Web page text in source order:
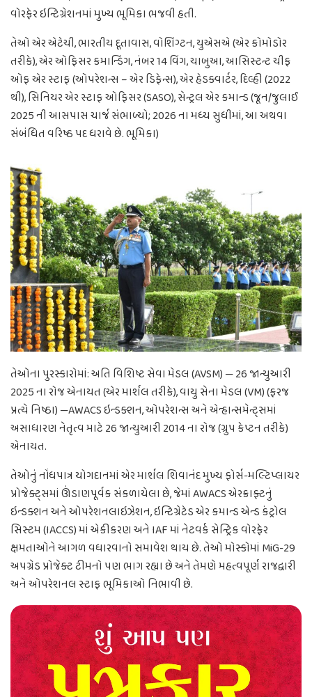
વોરફેર ઇન્ટિગ્રેશનમાં મુખ્ય ભૂમિકા ભજવી હતી.
તેઓ એર એટેચી, ભારતીય દૂતાવાસ, વોશિંગ્ટન, યુએસએ (એર કોમોડોર
તરીકે), એર ઓફિસર કમાન્ડિંગ, નંબર 14 વિંગ, ચાબુઆ, આસિસ્ટન્ટ ચીફ
ઓફ એર સ્ટાફ (ઓપરેશન્સ – એર ડિફેન્સ), એર હેડક્વાર્ટર, દિલ્હી (2022
થી), સિનિયર એર સ્ટાફ ઓફિસર (SASO), સેન્ટ્રલ એર કમાન્ડ (જૂન/જુલાઈ
2025 ની આસપાસ ચાર્જ સંભાળ્યો; 2026 ના મધ્ય સુધીમાં, આ અથવા
સંબંધિત વરિષ્ઠ પદ ધરાવે છે. ભૂમિકા)
તેઓના પુરસ્કારોમાં: અતિ વિશિષ્ટ સેવા મેડલ (AVSM) — 26 જાન્યુઆરી
2025 ના રોજ એનાયત (એર માર્શલ તરીકે), વાયુ સેના મેડલ (VM) (ફરજ
પ્રત્યે નિષ્ઠા) —AWACS ઇન્ડક્શન, ઓપરેશન્સ અને એન્હાન્સમેન્ટ્સમાં
અસાધારણ નેતૃત્વ માટે 26 જાન્યુઆરી 2014 ના રોજ (ગ્રુપ કેપ્ટન તરીકે)
એનાયત.
તેઓનું નોંધપાત્ર યોગદાનમાં એર માર્શલ શિવાનંદ મુખ્ય ફોર્સ-મલ્ટિપ્લાયર
પ્રોજેક્ટ્સમાં ઊંડાણપૂર્વક સંકળાયેલા છે, જેમાં AWACS એરક્રાફ્ટનું
ઇન્ડક્શન અને ઓપરેશનલાઇઝેશન, ઇન્ટિગ્રેટેડ એર કમાન્ડ એન્ડ કંટ્રોલ
સિસ્ટમ (IACCS) માં એકીકરણ અને IAF માં નેટવર્ક સેન્ટ્રિક વોરફેર
ક્ષમતાઓને આગળ વધારવાનો સમાવેશ થાય છે. તેઓ મોસ્કોમાં MiG-29
અપગ્રેડ પ્રોજેક્ટ ટીમનો પણ ભાગ રહ્યા છે અને તેમણે મહત્વપૂર્ણ રાજદ્વારી
અને ઓપરેશનલ સ્ટાફ ભૂમિકાઓ નિભાવી છે.